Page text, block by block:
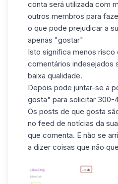
conta será utilizada com
outros membros para
o que pode prejudicar a
apenas "gostar"
Isto significa menos risco
comentários indesejados
baixa qualidade.
Depois pode juntar-se a
gosta" para solicitar 300-
Os posts de que gosta
no feed de notícias da
que comenta. E não se
a dizer coisas que não